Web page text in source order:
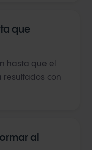
que
hasta que el
resultados con
al